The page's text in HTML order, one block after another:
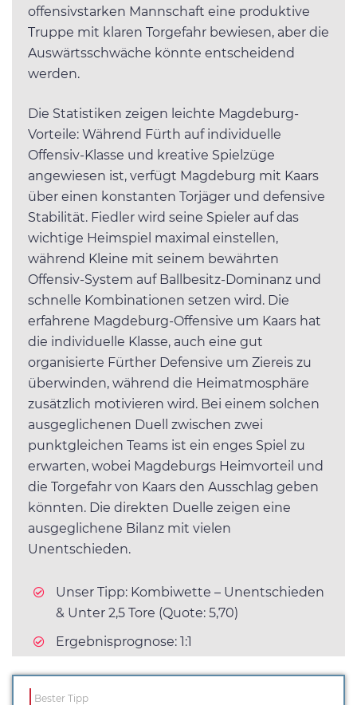
offensivstarken Mannschaft eine produktive
Truppe mit klaren Torgefahr bewiesen, aber die
Auswärtsschwäche könnte entscheidend
werden.
Die Statistiken zeigen leichte Magdeburg-
Vorteile: Während Fürth auf individuelle
Offensiv-Klasse und kreative Spielzüge
angewiesen ist, verfügt Magdeburg mit Kaars
über einen konstanten Torjäger und defensive
Stabilität. Fiedler wird seine Spieler auf das
wichtige Heimspiel maximal einstellen,
während Kleine mit seinem bewährten
Offensiv-System auf Ballbesitz-Dominanz und
schnelle Kombinationen setzen wird. Die
erfahrene Magdeburg-Offensive um Kaars hat
die individuelle Klasse, auch eine gut
organisierte Fürther Defensive um Ziereis zu
überwinden, während die Heimatmosphäre
zusätzlich motivieren wird. Bei einem solchen
ausgeglichenen Duell zwischen zwei
punktgleichen Teams ist ein enges Spiel zu
erwarten, wobei Magdeburgs Heimvorteil und
die Torgefahr von Kaars den Ausschlag geben
könnten. Die direkten Duelle zeigen eine
ausgeglichene Bilanz mit vielen
Unentschieden.
Unser Tipp: Kombiwette – Unentschieden
& Unter 2,5 Tore (Quote: 5,70)
Ergebnisprognose: 1:1
Bester Tipp